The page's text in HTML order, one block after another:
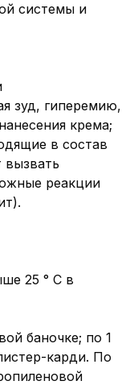
системы и
зуд, гиперемию,
крема;
в состав
вызвать
реакции
25 ° С в
баночке; по 1
карди. По